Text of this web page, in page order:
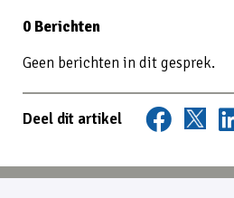
0 Berichten
Geen berichten in dit gesprek.
Deel dit artikel